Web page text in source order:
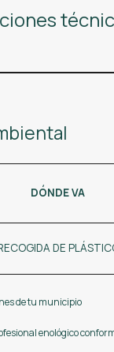
DÓNDE VA
DE
de tu municipio
enológico